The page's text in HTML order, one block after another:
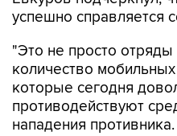
успешно справляется
"Это не просто
количество
которые сегодня
противодействуют
нападения